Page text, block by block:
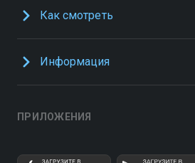
Как смотреть
Информация
ПРИЛОЖЕНИЯ